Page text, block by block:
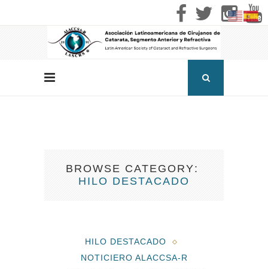
BROWSE CATEGORY
HILO DESTACADO
HILO DESTACADO
NOTICIERO ALACCSA-R